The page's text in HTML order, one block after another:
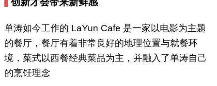
单涛如今工作的 LaYun Cafe 是一家以电影为主题
的餐厅，餐厅有着非常良好的地理位置与就餐环
境，菜式以西餐经典菜品为主，并融入了单涛自己
的烹饪理念